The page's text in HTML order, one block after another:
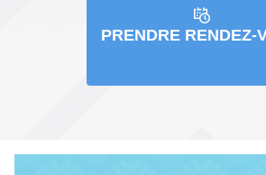
PRENDRE RENDEZ-